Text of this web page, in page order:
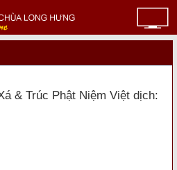
& Trúc Phật Niệm Việt dịch: